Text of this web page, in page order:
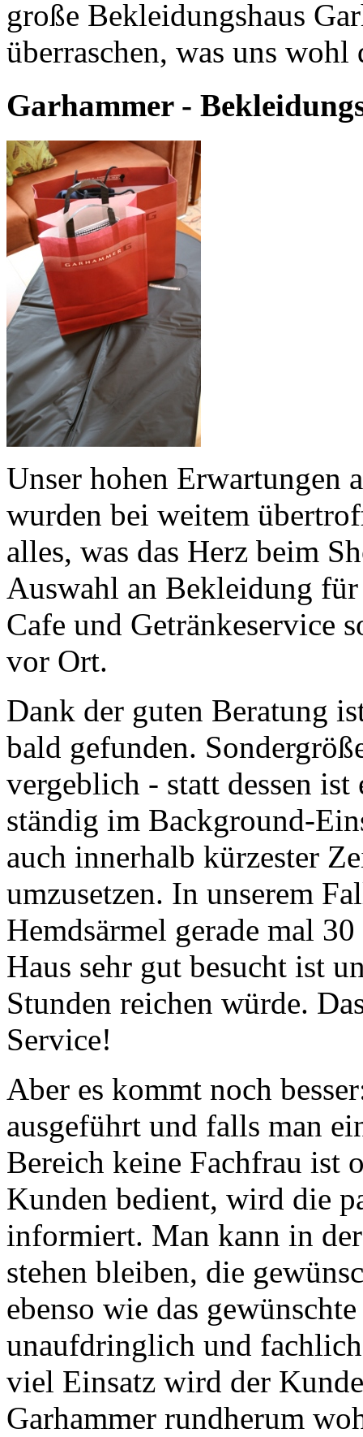
große Bekleidungshaus
überraschen, was uns wohl
Garhammer -
Unser hohen Erwartungen
wurden bei weitem
alles, was das Herz beim
Auswahl an Bekleidung
Cafe und Getränkeservice
vor Ort.
Dank der guten Beratung
bald gefunden.
vergeblich - statt dessen
ständig im Background-
auch innerhalb kürzester
umzusetzen. In unserem
Hemdsärmel gerade mal
Haus sehr gut besucht ist
Stunden reichen würde.
Service!
Aber es kommt noch
ausgeführt und falls man
Bereich keine Fachfrau ist
Kunden bedient, wird die
informiert. Man kann in
stehen bleiben, die
ebenso wie das
unaufdringlich und
viel Einsatz wird der
Garhammer rundherum